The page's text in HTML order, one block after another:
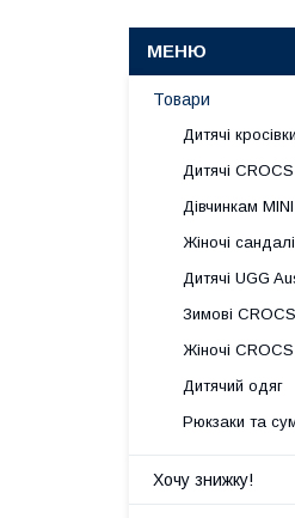
Товари
Дитячі
Дитячі CROCS
Дівчинкам
Жіночі
Дитячі UGG
Зимові CROCS
Жіночі CROCS
Дитячий одяг
Рюкзаки та
Хочу знижку!